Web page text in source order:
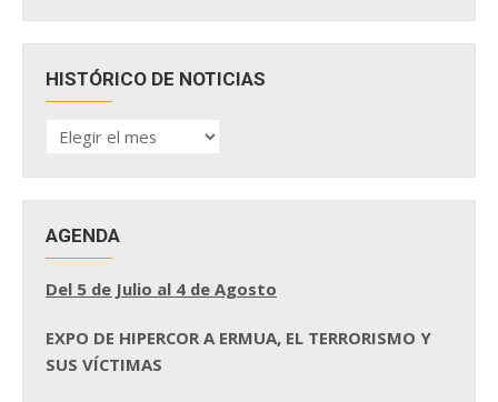
HISTÓRICO DE NOTICIAS
HISTÓRICO
DE
AGENDA
Del 5 de Julio al 4 de Agosto
EXPO DE HIPERCOR A ERMUA, EL TERRORISMO Y
SUS VÍCTIMAS